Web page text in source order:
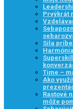
Prvýkrát
Sila
Time –
Ako
Rastové
môže